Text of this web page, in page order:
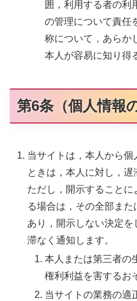
囲，利用する者の利
の管理について責任
称について，あらか
本人が容易に知り得
第6条（個人情報
当サイトは，本人から
ときは，本人に対し，遅
ただし，開示すること
る場合は，その全部ま
あり，開示しない決定
滞なく通知します。
本人または第三者の
権利利益を害するお
当サイトの業務の適